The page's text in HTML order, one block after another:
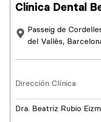
Clínica Dental
Passeig de
del Vallès,
Dirección Clínica
Dra. Beatriz Rubio